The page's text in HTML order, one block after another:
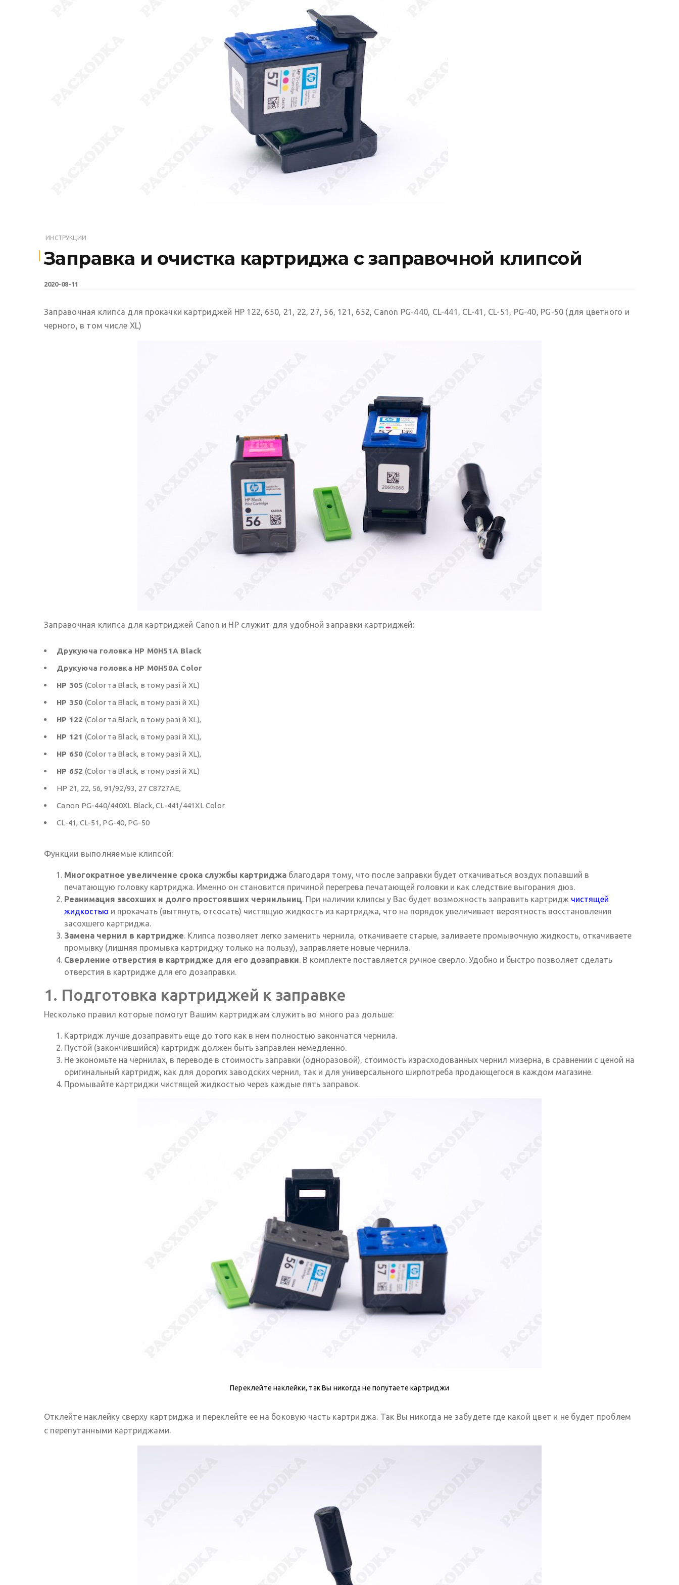
ИНСТРУКЦИИ
Заправка и очистка картриджа с заправочной клипсой
2020-08-11
Заправочная клипса для прокачки картриджей HP 122, 650, 21, 22, 27, 56, 121, 652, Canon PG-440, CL-441, CL-41, CL-51, PG-40, PG-50 (для цветного и
черного, в том числе XL)
Заправочная клипса для картриджей Canon и HP служит для удобной заправки картриджей:
Друкуюча головка HP M0H51A Black
Друкуюча головка HP M0H50A Color
HP 305 (Color та Black, в тому разі й XL)
HP 350 (Color та Black, в тому разі й XL)
HP 122 (Color та Black, в тому разі й XL),
HP 121 (Color та Black, в тому разі й XL),
HP 650 (Color та Black, в тому разі й XL),
HP 652 (Color та Black, в тому разі й XL)
HP 21, 22, 56, 91/92/93, 27 C8727AE,
Canon PG-440/440XL Black, CL-441/441XL Color
CL-41, CL-51, PG-40, PG-50
Функции выполняемые клипсой:
Многократное увеличение срока службы картриджа благодаря тому, что после заправки будет откачиваться воздух попавший в
печатающую головку картриджа. Именно он становится причиной перегрева печатающей головки и как следствие выгорания дюз.
Реанимация засохших и долго простоявших чернильниц. При наличии клипсы у Вас будет возможность заправить картридж чистящей
жидкостью и прокачать (вытянуть, отсосать) чистящую жидкость из картриджа, что на порядок увеличивает вероятность восстановления
засохшего картриджа.
Замена чернил в картридже. Клипса позволяет легко заменить чернила, откачиваете старые, заливаете промывочную жидкость, откачиваете
промывку (лишняя промывка картриджу только на пользу), заправляете новые чернила.
Сверление отверстия в картридже для его дозаправки. В комплекте поставляется ручное сверло. Удобно и быстро позволяет сделать
отверстия в картридже для его дозаправки.
1. Подготовка картриджей к заправке
Несколько правил которые помогут Вашим картриджам служить во много раз дольше:
Картридж лучше дозаправить еще до того как в нем полностью закончатся чернила.
Пустой (закончившийся) картридж должен быть заправлен немедленно.
Не экономьте на чернилах, в переводе в стоимость заправки (одноразовой), стоимость израсходованных чернил мизерна, в сравнении с ценой на
оригинальный картридж, как для дорогих заводских чернил, так и для универсального ширпотреба продающегося в каждом магазине.
Промывайте картриджи чистящей жидкостью через каждые пять заправок.
Переклейте наклейки, так Вы никогда не попутаете картриджи
Отклейте наклейку сверху картриджа и переклейте ее на боковую часть картриджа. Так Вы никогда не забудете где какой цвет и не будет проблем
с перепутанными картриджами.